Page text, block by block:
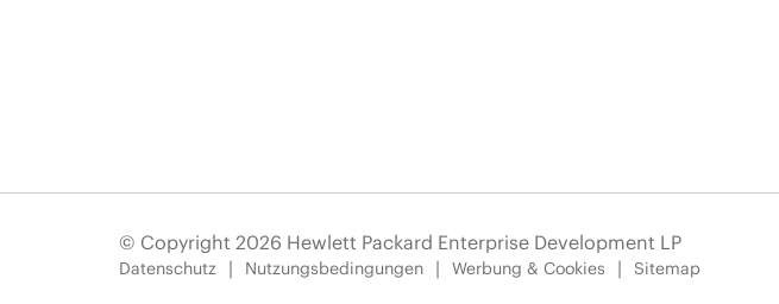
© Copyright 2026 Hewlett Packard Enterprise Development LP
Datenschutz Nutzungsbedingungen Werbung & Cookies Sitemap